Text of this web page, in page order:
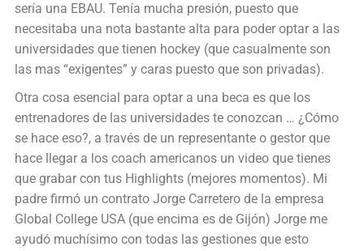
sería una EBAU. Tenía mucha presión, puesto que
necesitaba una nota bastante alta para poder optar a las
universidades que tienen hockey (que casualmente son
las mas “exigentes” y caras puesto que son privadas).
Otra cosa esencial para optar a una beca es que los
entrenadores de las universidades te conozcan … ¿Cómo
se hace eso?, a través de un representante o gestor que
hace llegar a los coach americanos un video que tienes
que grabar con tus Highlights (mejores momentos). Mi
padre firmó un contrato Jorge Carretero de la empresa
Global College USA (que encima es de Gijón) Jorge me
ayudó muchísimo con todas las gestiones que esto